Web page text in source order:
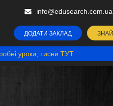
info@edusearch.com.ua
ДОДАТИ ЗАКЛАД
уроки, тисни ТУТ